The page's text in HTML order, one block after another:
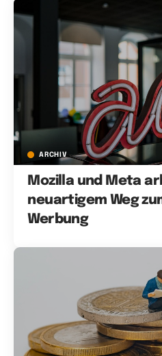
ARCHIV
Mozilla und Meta
neuartigem Weg
Werbung